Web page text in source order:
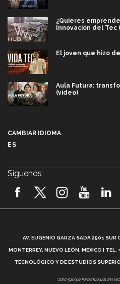
¿Quieres
Innovación del Tec
El joven que hizo
Aula Futura:
(video)
2026! (video)
¿Cómo es el
Vida Tec:
CAMBIAR IDIOMA
ES
Síguenos
AV. EUGENIO GARZA SADA 2501
MONTERREY, NUEVO LEÓN, MÉXICO |
TECNOLÓGICO Y DE ESTUDIOS
*DEC-520912 PROGRAMAS EN